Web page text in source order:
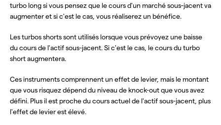
turbo long si vous pensez que le cours d'un marché sous-jacent va
augmenter et si c'est le cas, vous réaliserez un bénéfice.
Les turbos shorts sont utilisés lorsque vous prévoyez une baisse
du cours de l'actif sous-jacent. Si c'est le cas, le cours du turbo
short augmentera.
Ces instruments comprennent un effet de levier, mais le montant
que vous risquez dépend du niveau de knock-out que vous avez
défini. Plus il est proche du cours actuel de l'actif sous-jacent, plus
l'effet de levier est élevé.